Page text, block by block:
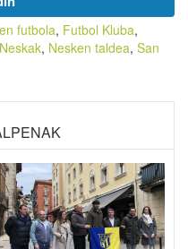
futbola, Futbol Kluba,
Neskak, Nesken taldea, San